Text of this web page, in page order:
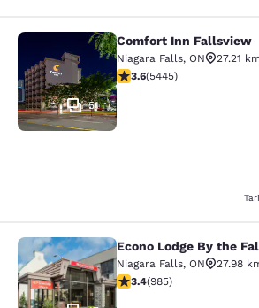
Comfort Inn Fallsview
51
Comfort Inn Fallsview
Niagara Falls, ON
27.21
calificación de 3.63
3.6(5445)
Econo Lodge By the
Econo Lodge By the
Niagara Falls, ON
27.98
calificación de 3.37
3.4(985)